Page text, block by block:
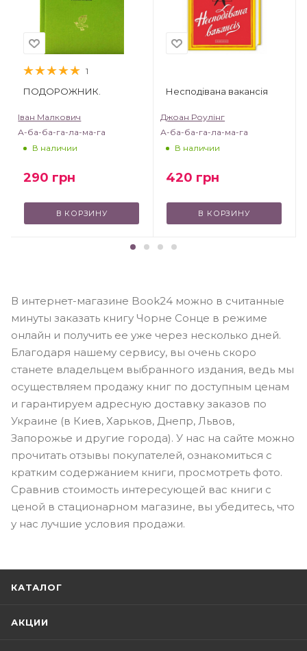
1
ПОДОРОЖНИК.
Іван Малкович
А-ба-ба-га-ла-ма-га
В наличии
290 грн
В КОРЗИНУ
Несподівана вакансія
Джоан Роулінг
А-ба-ба-га-ла-ма-га
В наличии
420 грн
В КОРЗИНУ
В интернет-магазине Book24 можно в считанные
минуты заказать книгу Чорне Сонце в режиме
онлайн и получить ее уже через несколько дней.
Благодаря нашему сервису, вы очень скоро
станете владельцем выбранного издания, ведь мы
осуществляем продажу книг по доступным ценам
и гарантируем адресную доставку заказов по
Украине (в Киев, Харьков, Днепр, Львов,
Запорожье и другие города). У нас на сайте можно
прочитать отзывы покупателей, ознакомиться с
кратким содержанием книги, просмотреть фото.
Сравнив стоимость интересующей вас книги с
ценой в стационарном магазине, вы убедитесь, что
у нас лучшие условия продажи.
КАТАЛОГ
АКЦИИ